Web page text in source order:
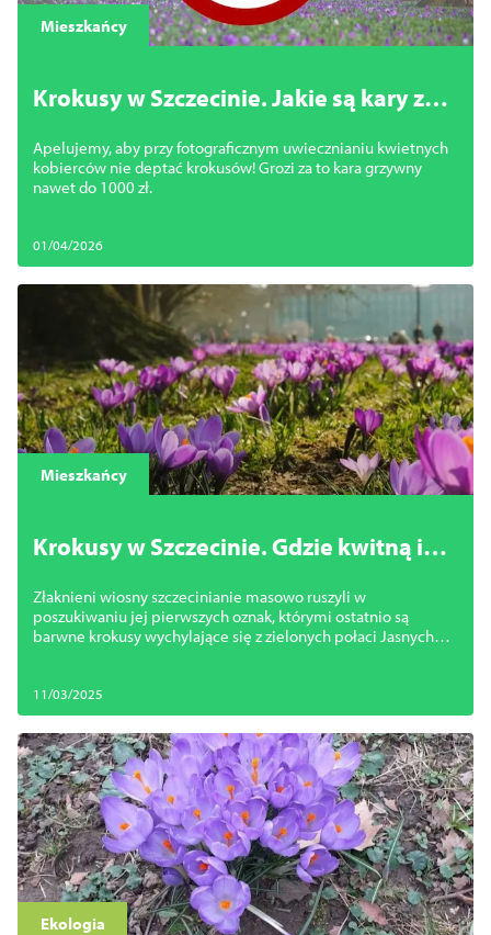
Mieszkańcy
Krokusy w Szczecinie. Jakie są kary za
Apelujemy, aby przy fotograficznym uwiecznianiu kwietnych
kobierców nie deptać krokusów! Grozi za to kara grzywny
nawet do 1000 zł.
01/04/2026
Mieszkańcy
Krokusy w Szczecinie. Gdzie kwitną i
Złaknieni wiosny szczecinianie masowo ruszyli w
poszukiwaniu jej pierwszych oznak, którymi ostatnio są
barwne krokusy wychylające się z zielonych połaci Jasnych
11/03/2025
Ekologia